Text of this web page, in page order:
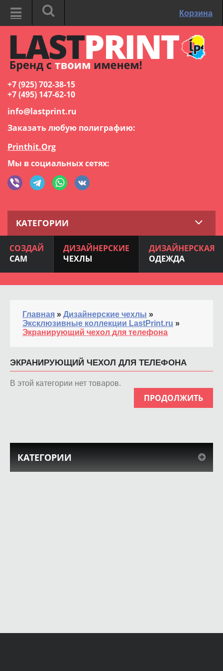
Корзина
+7 (925) 702-38-15
+7 (495) 147-62-10
info@lastprint.ru
Заказать любую полиграфию:
Printhit.Org
Мы в социальных сетях:
КАТЕГОРИИ
СОЗДАЙ
САМ
ДИЗАЙНЕРСКИЕ
ЧЕХЛЫ
ДИЗАЙНЕРСКАЯ
ОДЕЖДА
Главная » Дизайнерские чехлы »
Эксклюзивные коллекции LastPrint.ru »
Экранирующий чехол для телефона
ЭКРАНИРУЮЩИЙ ЧЕХОЛ ДЛЯ ТЕЛЕФОНА
В этой категории нет товаров.
ПРОДОЛЖИТЬ
КАТЕГОРИИ